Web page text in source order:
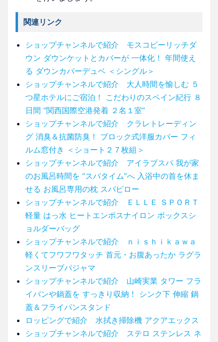
関連リンク
ショップチャンネルで紹介 モスコビーリッチダ
ウン ダウンケットとカバーが 一体化！ 年間使え
る ダウンカバーデュベ ＜シングル＞
ショップチャンネルで紹介 大人時間を愉しむ ５
つ星ホテルにご宿泊！ こだわりのスペイン紀行 ８
日間 “関西国際空港発着 ２名１室”
ショップチャンネルで紹介 クラレトレーディン
グ 消臭＆抗菌防臭！ ブロック式洋服カバー フィ
ルム窓付き ＜ショート２７枚組＞
ショップチャンネルで紹介 アイラブスパ 我が家
のお風呂時間を ”スパタイム”へ 入浴中の首を休ま
せる お風呂専用の枕 スパピロー
ショップチャンネルで紹介 ＥＬＬＥ ＳＰＯＲＴ
軽量 はっ水 ヒートエンボスナイロン ボックスシ
ョルダーバッグ
ショップチャンネルで紹介 ｎｉｓｈｉｋａｗａ
軽くてフワフワタッチ 首元・お腹あったか ラグラ
ンスリーブパジャマ
ショップチャンネルで紹介 山崎実業 タワー フラ
イパンや鍋蓋を すっきり収納！ シンク下 伸縮 鍋
蓋＆フライパンスタンド
ロッピングで紹介 水拭き掃除機 アクアエックス
ショップチャンネルで紹介 ステロ ステンレス ネ